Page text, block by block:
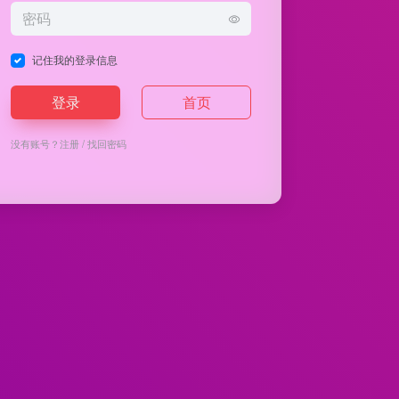
记住我的登录信息
登录 首页
没有账号？注册/找回密码